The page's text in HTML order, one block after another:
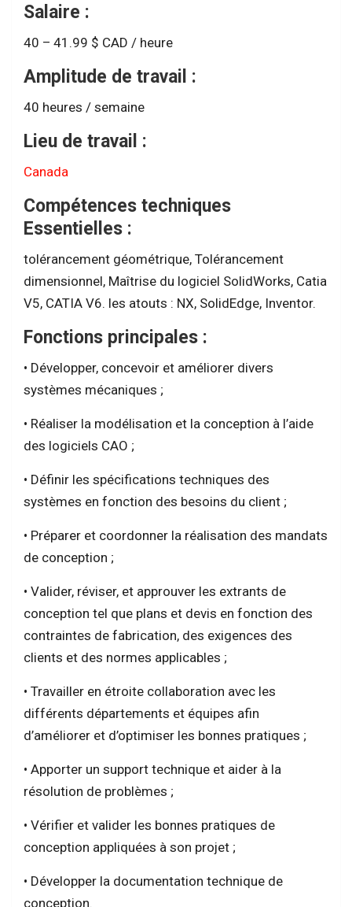
Salaire :
40 – 41.99 $ CAD / heure
Amplitude de travail :
40 heures / semaine
Lieu de travail :
Canada
Compétences techniques
Essentielles :
tolérancement géométrique, Tolérancement
dimensionnel, Maîtrise du logiciel SolidWorks, Catia
V5, CATIA V6. les atouts : NX, SolidEdge, Inventor.
Fonctions principales :
• Développer, concevoir et améliorer divers
systèmes mécaniques ;
• Réaliser la modélisation et la conception à l’aide
des logiciels CAO ;
• Définir les spécifications techniques des
systèmes en fonction des besoins du client ;
• Préparer et coordonner la réalisation des mandats
de conception ;
• Valider, réviser, et approuver les extrants de
conception tel que plans et devis en fonction des
contraintes de fabrication, des exigences des
clients et des normes applicables ;
• Travailler en étroite collaboration avec les
différents départements et équipes afin
d’améliorer et d’optimiser les bonnes pratiques ;
• Apporter un support technique et aider à la
résolution de problèmes ;
• Vérifier et valider les bonnes pratiques de
conception appliquées à son projet ;
• Développer la documentation technique de
conception.